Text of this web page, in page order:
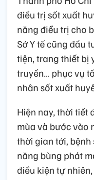
điều trị sốt xuất
năng điều trị cho
Sở Y tế cũng đầu
tiện, trang thiết bị
truyền… phục vụ
nhân sốt xuất
Hiện nay, thời tiết
mùa và bước vào
thời gian tới,
năng bùng phát
điều kiện tự